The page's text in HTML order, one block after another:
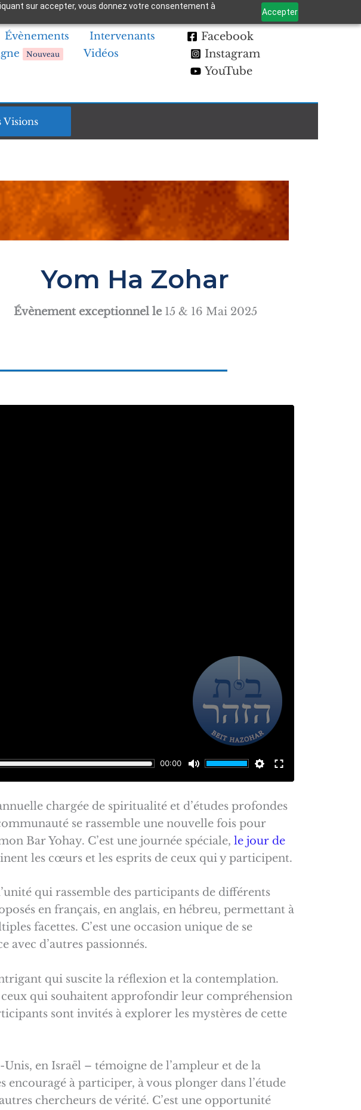
sur accepter, vous donnez votre consentement à
Accepter
Évènements
Intervenants
Nouveau
Vidéos
Facebook
Instagram
YouTube
Yom Ha Zohar
Évènement exceptionnel le 15 & 16 Mai 2025
chargée de spiritualité et d’études profondes
se rassemble une nouvelle fois pour
Bar Yohay. C’est une journée spéciale, le jour de
les cœurs et les esprits de ceux qui y participent.
qui rassemble des participants de différents
en français, en anglais, en hébreu, permettant à
facettes. C’est une occasion unique de se
d’autres passionnés.
qui suscite la réflexion et la contemplation.
qui souhaitent approfondir leur compréhension
sont invités à explorer les mystères de cette
en Israël – témoigne de l’ampleur et de la
à participer, à vous plonger dans l’étude
chercheurs de vérité. C’est une opportunité